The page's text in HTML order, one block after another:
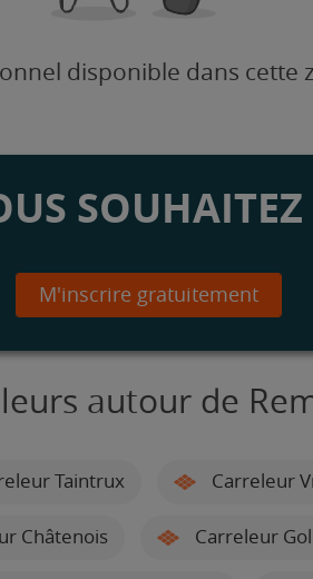
disponible dans cette
M'inscrire gratuitement
autour de
Taintrux Carreleur
Châtenois Carreleur